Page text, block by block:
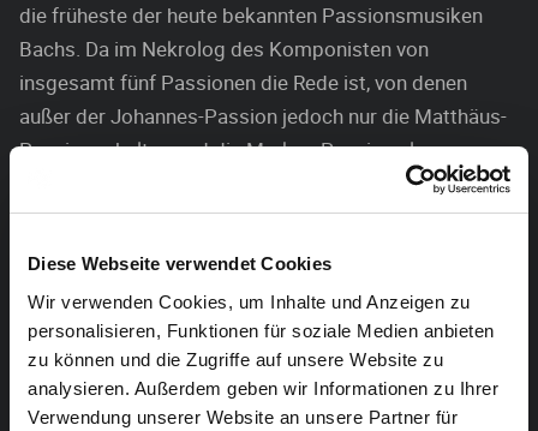
Diese Webseite verwendet Cookies
Wir verwenden Cookies, um Inhalte und Anzeigen zu
personalisieren, Funktionen für soziale Medien anbieten
zu können und die Zugriffe auf unsere Website zu
analysieren. Außerdem geben wir Informationen zu Ihrer
Verwendung unserer Website an unsere Partner für
die früheste der heute bekannten Passionsmusiken
Bachs. Da im Nekrolog des Komponisten von
insgesamt fünf Passionen die Rede ist, von denen
außer der Johannes-Passion jedoch nur die Matthäus-
Passion erhalten und die Markus-Passion als
verschollen gilt, ist es möglich, dass Bach bei Teilen
der Johannes-Passion auf ein früheres Werk
zurückgegriffen hat, das ein Biograph des 19.
sichere Aussage möglich ist.
Von der Karfreitag 1724 uraufgeführten ersten
Fassung des Werks sind lediglich Einzelstimmen